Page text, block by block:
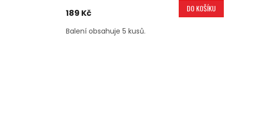
189 Kč DO KOŠÍKU
Balení obsahuje 5 kusů.